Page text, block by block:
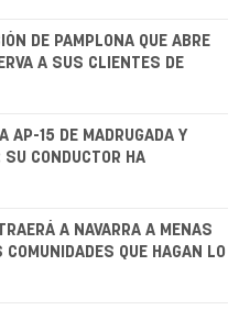
DE PAMPLONA QUE ABRE
A SUS CLIENTES DE
AP-15 DE MADRUGADA Y
CONDUCTOR HA
A NAVARRA A MENAS
COMUNIDADES QUE HAGAN LO